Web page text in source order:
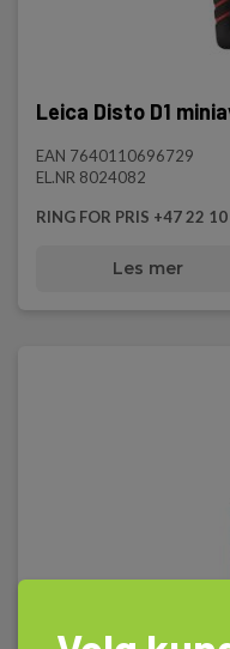
Leica Disto D1
EAN 7640110696729
EL.NR 8024082
RING FOR PRIS +47 22
Les mer